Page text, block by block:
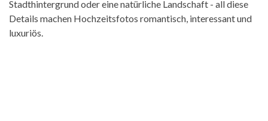
Stadthintergrund oder eine natürliche Landschaft - all diese
Details machen Hochzeitsfotos romantisch, interessant und
luxuriös.